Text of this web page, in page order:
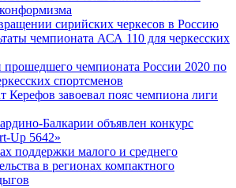
сирийских черкесов в Россию
чемпионата АСА 110 для черкесских
прошедшего чемпионата России 2020 по
спортсменов
Керефов завоевал пояс чемпиона лиги
Балкарии объявлен конкурс
Up 5642»
поддержки малого и среднего
в регионах компактного